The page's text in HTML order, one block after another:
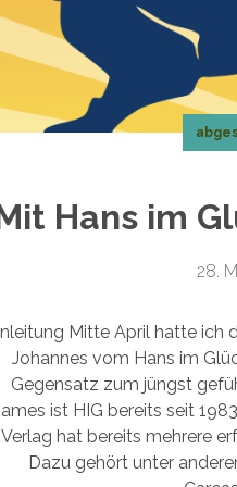
Hans im
28.
Mitte April hatte ich
Johannes vom Hans im
Gegensatz zum jüngst
ist HIG bereits seit
Verlag hat bereits mehrere
Dazu gehört unter